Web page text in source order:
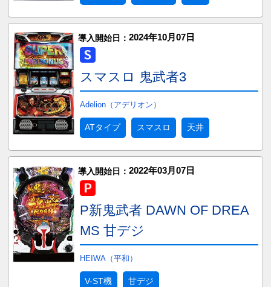
導入開始日： 2024年10月07日
スマスロ 鬼武者3
Adelion（アデリオン）
ATタイプ スマスロ 天井
導入開始日： 2022年03月07日
P新鬼武者 DAWN OF DREA
MS 甘デジ
HEIWA（平和）
V-ST機 甘デジ